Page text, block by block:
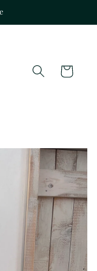
Carrello